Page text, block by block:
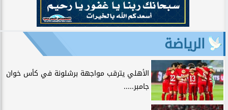
الرياضة
الأهلي يترقب مواجهة برشلونة في كأس خوان
جامبر.....